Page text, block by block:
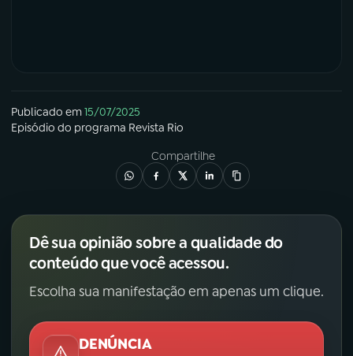
Publicado em15/07/2025
Episódio do programa Revista Rio
Compartilhe
Dê sua opinião sobre a qualidade do
conteúdo que você acessou.
Escolha sua manifestação em apenas um clique.
DENÚNCIA